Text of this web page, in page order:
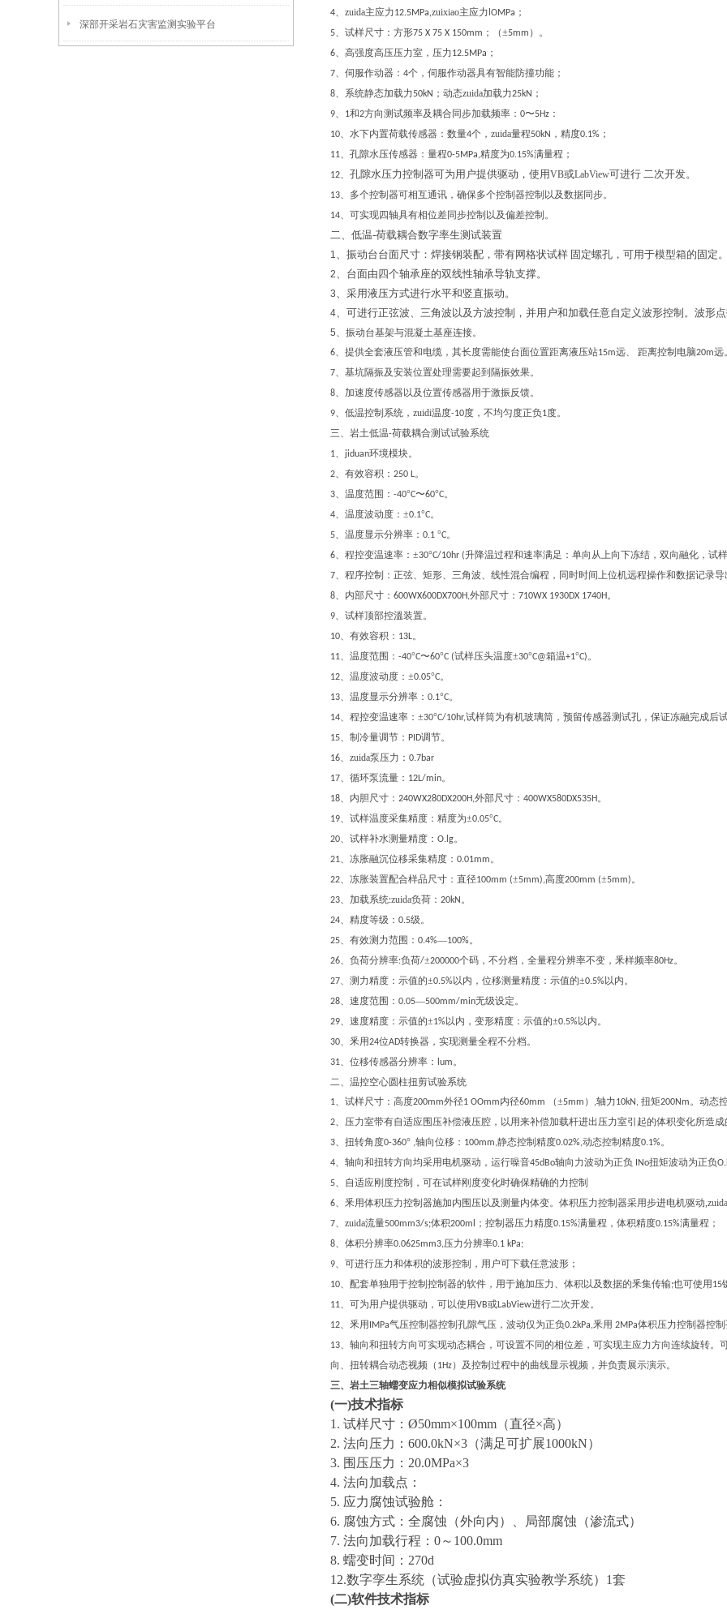
深部开采岩石灾害监测实验平台
4、zuida主应力12.5MPa,zuixiao主应力 lOMPa ；
5、试样尺寸：方形75 X 75 X 150mm ；（±5mm ）。
6、高强度高压压力室，压力12.5MPa ；
7、伺服作动器： 4个，伺服作动器具有智能防撞功能；
8、系统静态加载力50kN ；动态zuida加载力25kN ；
9、 1和2方向测试频率及耦合同步加载频率： 0〜5Hz ：
10、水下内置荷载传感器：数量4个，zuida量程50kN ，精度0.1% ；
11、孔隙水压传感器：量程0-5MPa,精度为0.15%满量程；
12、 孔隙水压力控制器可为用户提供驱动，使用VB或LabView可进行 二次开发。
13、多个控制器可相互通讯，确保多个控制器控制以及数据同步。
14、可实现四轴具有相位差同步控制以及偏差控制。
二、 低温-荷载耦合数字率生测试装置
1、振动台台面尺寸： 焊接钢装配， 带有网格状试样 固定螺孔，可用于模型箱的固定。
2、台面由四个轴承座的双线性轴承导轨支撑。
3、采用液压方式进行水平和竖直振动。
4、可进行正弦波、三角波以及方波控制，并用户和加载任意自定义波形控制。波形
5、振动台基架与混凝土基座连接。
6、 提供全套液压管和电缆，其长度需能使台面位置距离液压站15m远、 距离控制电脑20m远。
7、基坑隔振及安装位置处理需要起到隔振效果。
8、加速度传感器以及位置传感器用于激振反馈。
9、低温控制系统，zuidi温度-10度，不均匀度正负1度。
三、 岩土低温-荷载耦合测试试验系统
1、jiduan环境模块。
2、有效容积： 250 L。
3、温度范围： -40°C〜60°C。
4、温度波动度：±0.1°C。
5、温度显示分辨率： 0.1 °C。
6、程控变温速率：±30°C/10hr (升降温过程和速率满足：单向从上向下冻结，双向融化，试
7、程序控制：正弦、矩形、三角波、线性混合编程，同时时间上位机远程操作和数据记录导
8、内部尺寸： 600WX600DX700H,外部尺寸： 710WX 1930DX 1740H。
9、试样顶部控溫装置。
10、有效容积： 13L。
11、温度范围： -40°C〜60°C (试样压头温度±30°C@箱温+1°C)。
12、温度波动度：±0.05°C。
13、温度显示分辨率： 0.1°C。
14、程控变温速率：±30°C/10hr,试样筒为有机玻璃筒，预留传感器测试孔，保证冻融完成后
15、制冷量调节： PID调节。
16、zuida泵压力： 0.7bar
17、循环泵流量： 12L/min。
18、内胆尺寸： 240WX280DX200H,外部尺寸： 400WX580DX535H。
19、试样温度采集精度：精度为±0.05°C。
20、试样补水测量精度： O.lg。
21、冻胀融沉位移采集精度： 0.01mm。
22、冻胀装置配合样品尺寸：直径100mm (±5mm),高度200mm (±5mm)。
23、加载系统:zuida负荷： 20kN。
24、精度等级： 0.5级。
25、有效测力范围： 0.4%—100%。
26、负荷分辨率:负荷/±200000个码，不分档，全量程分辨率不变，釆样频率80Hz。
27、测力精度：示值的±0.5% 以内，位移测量精度：示值的±0.5% 以内。
28、速度范围： 0.05—500mm/min无级设定。
29、速度精度：示值的±1% 以内，变形精度：示值的±0.5% 以内。
30、釆用24位AD转换器，实现测量全程不分档。
31、位移传感器分辨率： lum。
二、温控空心圆柱扭剪试验系统
1、试样尺寸：高度200mm外径1 OOmm内径60mm （±5mm ） ,轴力10kN, 扭矩200Nm。动态
2、压力室带有自适应围压补偿液压腔，以用来补偿加载杆进出压力室引起的体积变化所造
3、扭转角度0-360° ,轴向位移： 100mm,静态控制精度0.02%,动态控制精度0.1%。
4、轴向和扭转方向均采用电机驱动，运行噪音45dBo轴向力波动为正负 INo扭矩波动为正负
5、 自适应刚度控制，可在试样刚度变化时确保精确的力控制
6、釆用体积压力控制器施加内围压以及测量内体变。体积压力控制器采用步进电机驱动
7、zuida流量500mm3/s;体积200ml ；控制器压力精度0.15%满量程，体积精度0.15%满量程；
8、体积分辨率0.0625mm3,压力分辨率0.1 kPa;
9、可进行压力和体积的波形控制，用户可下载任意波形；
10、配套单独用于控制控制器的软件，用于施加压力、体积以及数据的釆集传输;也可使用 15
11、可为用户提供驱动，可以使用VB或LabView进行二次开发。
12、釆用 IMPa气压控制器控制孔隙气压，波动仅为正负0.2kPa,釆用 2MPa体积压力控制器控制
13、轴向和扭转方向可实现动态耦合，可设置不同的相位差，可实现主应力方向连续旋转
向、扭转耦合动态视频（ 1Hz）及控制过程中的曲线显示视频，并负责展示演示。
三、岩土三轴蠕变应力相似模拟试验系统
(一)技术指标
1. 试样尺寸：Ø50mm×100mm（直径×高）
2. 法向压力：600.0kN×3（满足可扩展1000kN）
3. 围压压力：20.0MPa×3
4. 法向加载点：
5. 应力腐蚀试验舱：
6. 腐蚀方式：全腐蚀（外向内）、局部腐蚀（渗流式）
7. 法向加载行程：0～100.0mm
8. 蠕变时间：270d
12.数字孪生系统（试验虚拟仿真实验教学系统）1套
(二)软件技术指标